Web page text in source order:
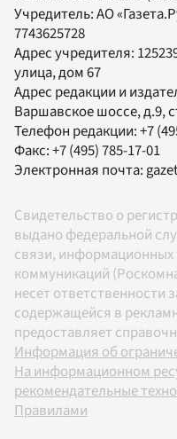
Учредитель:АО
7743625728
Адрес учредителя:
улица, дом 67
Адрес редакции и
Варшавское шоссе, д.9,
Телефон редакции:+7
Факс:+7 (495) 785-17-01
Электронная почта:
Свидетельство о
выдано федеральной
связи, информационных
коммуникаций
несет ответственности
содержащейся в
предоставляет
Информация об
На информационном
рекомендательные
Правилами